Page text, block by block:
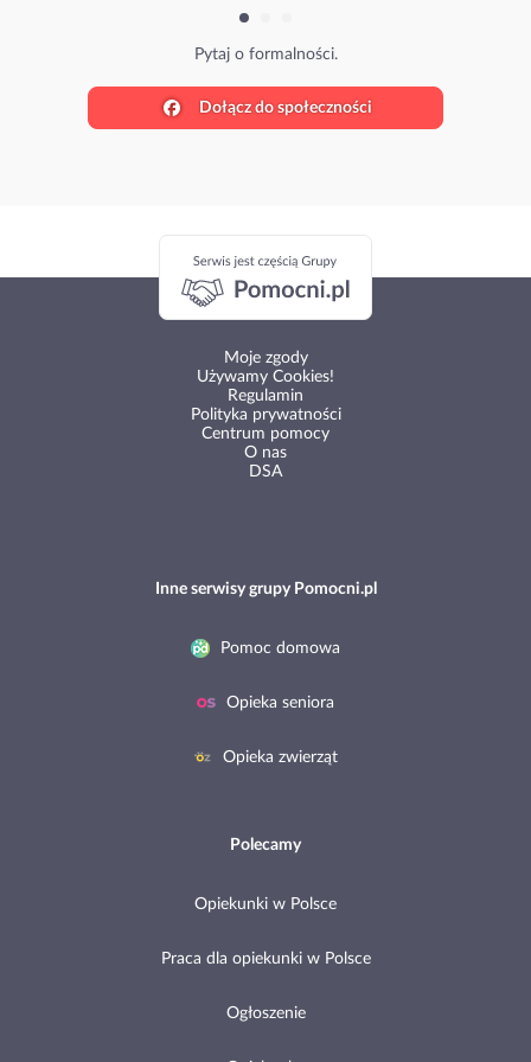
Pytaj o formalności.
Dołącz do społeczności
Moje zgody
Używamy Cookies!
Regulamin
Polityka prywatności
Centrum pomocy
O nas
DSA
Inne serwisy grupy Pomocni.pl
Pomoc domowa
Opieka seniora
Opieka zwierząt
Polecamy
Opiekunki w Polsce
Praca dla opiekunki w Polsce
Ogłoszenie